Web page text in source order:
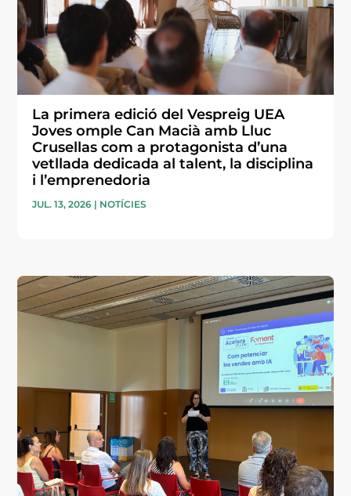
La primera edició del Vespreig UEA
Joves omple Can Macià amb Lluc
Crusellas com a protagonista d’una
vetllada dedicada al talent, la disciplina
i l’emprenedoria
JUL. 13, 2026 | NOTÍCIES